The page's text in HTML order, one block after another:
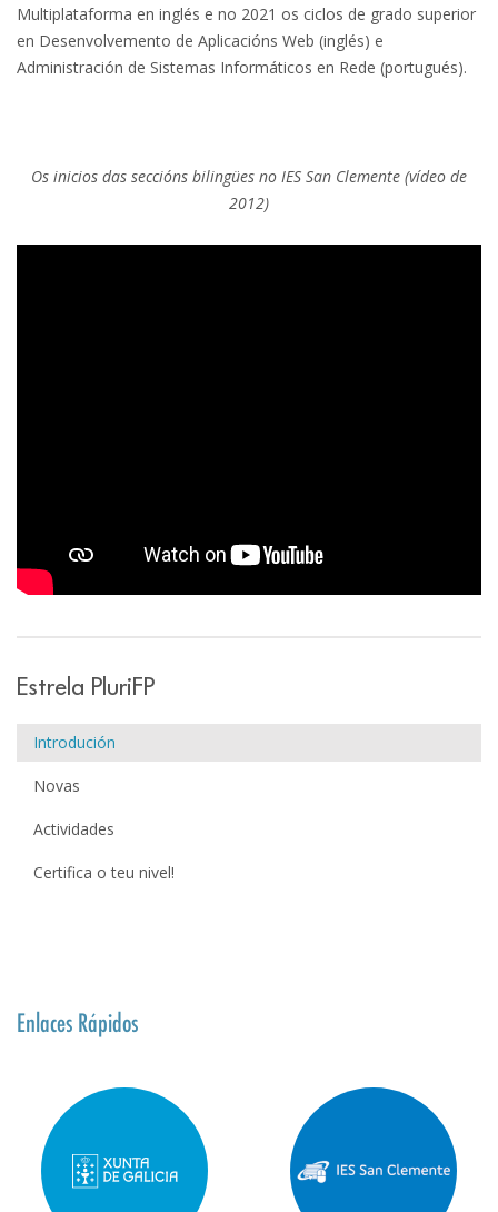
Multiplataforma en inglés e no 2021 os ciclos de grado superior
en Desenvolvemento de Aplicacións Web (inglés) e
Administración de Sistemas Informáticos en Rede (portugués).
Os inicios das seccións bilingües no IES San Clemente (vídeo de
2012)
Estrela PluriFP
Introdución
Novas
Actividades
Certifica o teu nivel!
Enlaces Rápidos